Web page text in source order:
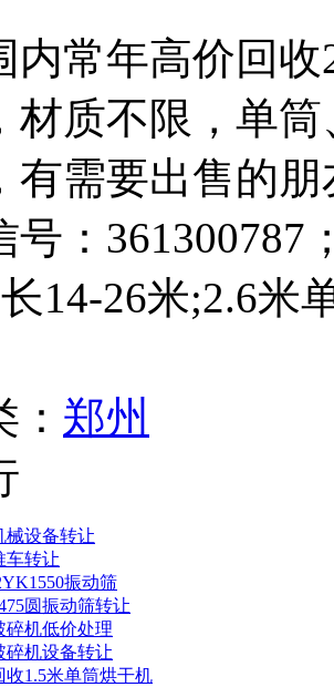
内常年高价回收
材质不限，单
有需要出售的朋
号：361300787
14-26米;2.6米
郑州
械设备转让
车转让
振动筛
圆振动筛转让
碎机低价处理
碎机设备转让
1.5米单筒烘干机